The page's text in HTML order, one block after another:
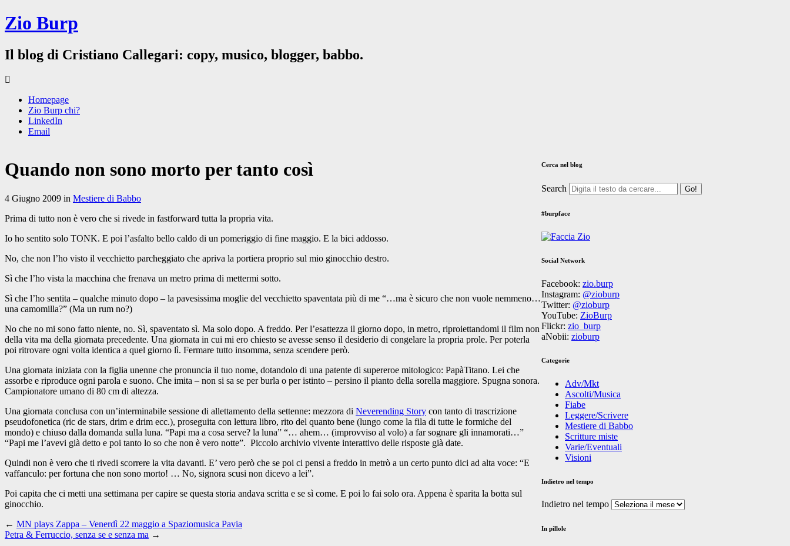
Zio Burp
Il blog di Cristiano Callegari: copy, musico, blogger, babbo.
Homepage
Zio Burp chi?
LinkedIn
Email
Quando non sono morto per tanto così
4 Giugno 2009 in Mestiere di Babbo
Prima di tutto non è vero che si rivede in fastforward tutta la propria vita.
Io ho sentito solo TONK. E poi l’asfalto bello caldo di un pomeriggio di fine maggio. E la bici addosso.
No, che non l’ho visto il vecchietto parcheggiato che apriva la portiera proprio sul mio ginocchio destro.
Sì che l’ho vista la macchina che frenava un metro prima di mettermi sotto.
Sì che l’ho sentita – qualche minuto dopo – la pavesissima moglie del vecchietto spaventata più di me “…ma è sicuro che non vuole nemmeno…
una camomilla?” (Ma un rum no?)
No che no mi sono fatto niente, no. Sì, spaventato sì. Ma solo dopo. A freddo. Per l’esattezza il giorno dopo, in metro, riproiettandomi il film non
della vita ma della giornata precedente. Una giornata in cui mi ero chiesto se avesse senso il desiderio di congelare la propria prole. Per poterla
poi ritrovare ogni volta identica a quel giorno lì. Fermare tutto insomma, senza scendere però.
Una giornata iniziata con la figlia unenne che pronuncia il tuo nome, dotandolo di una patente di supereroe mitologico: PapàTitano. Lei che
assorbe e riproduce ogni parola e suono. Che imita – non si sa se per burla o per istinto – persino il pianto della sorella maggiore. Spugna sonora.
Campionatore umano di 80 cm di altezza.
Una giornata conclusa con un’interminabile sessione di allettamento della settenne: mezzora di Neverending Story con tanto di trascrizione
pseudofonetica (ric de stars, drim e drim ecc.), proseguita con lettura libro, rito del quanto bene (lungo come la fila di tutte le formiche del
mondo) e chiuso dalla domanda sulla luna. “Papi ma a cosa serve? la luna” “… ahem… (improvviso al volo) a far sognare gli innamorati…”
“Papi me l’avevi già detto e poi tanto lo so che non è vero notte”. Piccolo archivio vivente interattivo delle risposte già date.
Quindi non è vero che ti rivedi scorrere la vita davanti. E’ vero però che se poi ci pensi a freddo in metrò a un certo punto dici ad alta voce: “E
vaffanculo: per fortuna che non sono morto! … No, signora scusi non dicevo a lei”.
Poi capita che ci metti una settimana per capire se questa storia andava scritta e se sì come. E poi lo fai solo ora. Appena è sparita la botta sul
ginocchio.
← MN plays Zappa – Venerdì 22 maggio a Spaziomusica Pavia
Petra & Ferruccio, senza se e senza ma →
Cerca nel blog
Search
#burpface
Social Network
Facebook: zio.burp
Instagram: @zioburp
Twitter: @zioburp
YouTube: ZioBurp
Flickr: zio_burp
aNobii: zioburp
Categorie
Adv/Mkt
Ascolti/Musica
Fiabe
Leggere/Scrivere
Mestiere di Babbo
Scritture miste
Varie/Eventuali
Visioni
Indietro nel tempo
Indietro nel tempo
In pillole